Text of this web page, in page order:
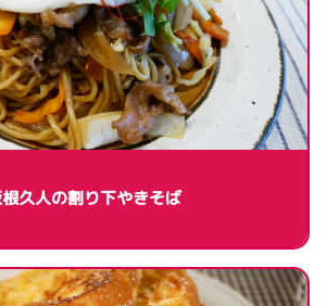
久人の割り下やきそば